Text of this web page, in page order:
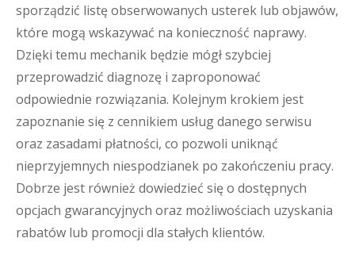
sporządzić listę obserwowanych usterek lub objawów,
które mogą wskazywać na konieczność naprawy.
Dzięki temu mechanik będzie mógł szybciej
przeprowadzić diagnozę i zaproponować
odpowiednie rozwiązania. Kolejnym krokiem jest
zapoznanie się z cennikiem usług danego serwisu
oraz zasadami płatności, co pozwoli uniknąć
nieprzyjemnych niespodzianek po zakończeniu pracy.
Dobrze jest również dowiedzieć się o dostępnych
opcjach gwarancyjnych oraz możliwościach uzyskania
rabatów lub promocji dla stałych klientów.